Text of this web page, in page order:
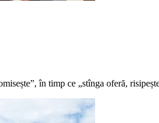
în timp ce „stînga oferă,